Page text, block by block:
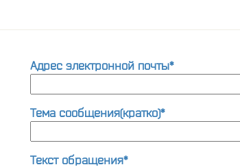
Адрес электронной почты*
Тема сообщения(кратко)*
Текст обращения*